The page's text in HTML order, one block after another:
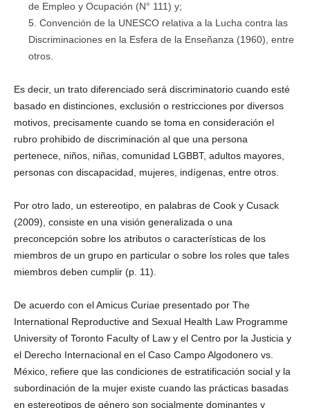
de Empleo y Ocupación (N° 111) y;
Convención de la UNESCO relativa a la Lucha contra las
Discriminaciones en la Esfera de la Enseñanza (1960), entre
otros.
Es decir, un trato diferenciado será discriminatorio cuando esté
basado en distinciones, exclusión o restricciones por diversos
motivos, precisamente cuando se toma en consideración el
rubro prohibido de discriminación al que una persona
pertenece, niños, niñas, comunidad LGBBT, adultos mayores,
personas con discapacidad, mujeres, indígenas, entre otros.
Por otro lado, un estereotipo, en palabras de Cook y Cusack
(2009), consiste en una visión generalizada o una
preconcepción sobre los atributos o características de los
miembros de un grupo en particular o sobre los roles que tales
miembros deben cumplir (p. 11).
De acuerdo con el Amicus Curiae presentado por The
International Reproductive and Sexual Health Law Programme
University of Toronto Faculty of Law y el Centro por la Justicia y
el Derecho Internacional en el Caso Campo Algodonero vs.
México, refiere que las condiciones de estratificación social y la
subordinación de la mujer existe cuando las prácticas basadas
en estereotipos de género son socialmente dominantes y